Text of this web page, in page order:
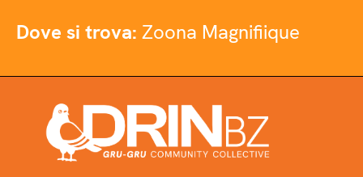
Dove si trova: Zoona Magnifiique